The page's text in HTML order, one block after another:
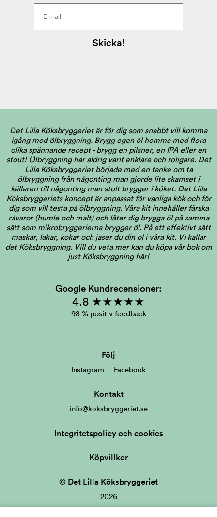
Det Lilla Köksbryggeriet är för dig som snabbt vill komma
igång med ölbryggning. Brygg egen öl hemma med flera
olika spännande recept - brygg en pilsner, en IPA eller en
stout! Ölbryggning har aldrig varit enklare och roligare. Det
Lilla Köksbryggeriet började med en tanke om ta
ölbryggning från någonting man gjorde lite skamset i
källaren till någonting man stolt brygger i köket. Det Lilla
Köksbryggeriets koncept är anpassat för vanliga kök och för
dig som vill testa på ölbryggning. Våra kit innehåller färska
råvaror (humle och malt) och låter dig brygga öl på samma
sätt som mikrobryggerierna brygger öl. På ett effektivt sätt
mäskar, lakar, kokar och jäser du din öl i våra kit. Vi kallar
det Köksbryggning. Vill du veta mer kan du köpa vår bok om
just Köksbryggning här!
Google Kundrecensioner:
4.8 ★★★★★
98 % positiv feedback
© Det Lilla Köksbryggeriet
2026
Kontakt
info@koksbryggeriet.se
Integritetspolicy och cookies
Köpvillkor
Följ
Instagram Facebook